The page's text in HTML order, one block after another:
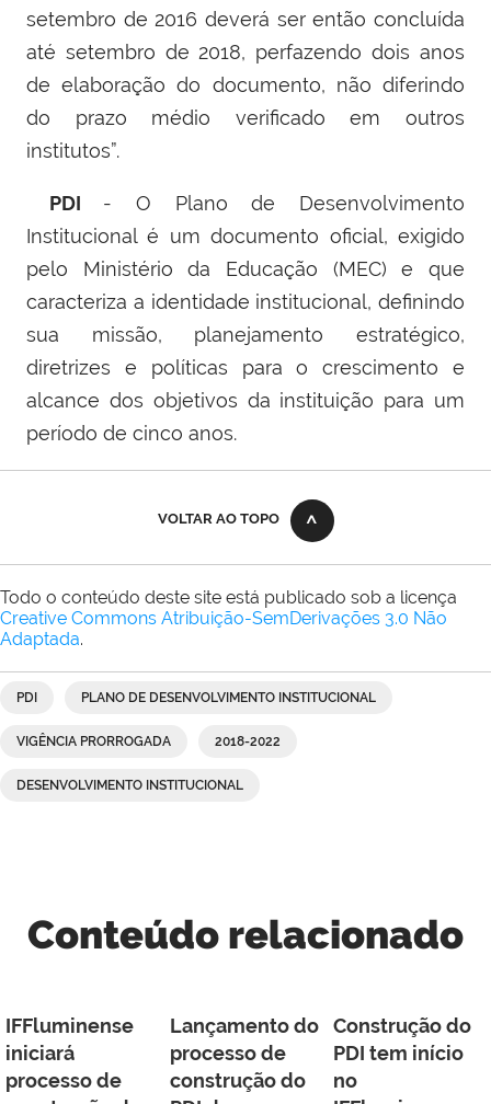
setembro de 2016 deverá ser então concluída
até setembro de 2018, perfazendo dois anos
de elaboração do documento, não diferindo
do prazo médio verificado em outros
institutos”.
PDI - O Plano de Desenvolvimento
Institucional é um documento oficial, exigido
pelo Ministério da Educação (MEC) e que
caracteriza a identidade institucional, definindo
sua missão, planejamento estratégico,
diretrizes e políticas para o crescimento e
alcance dos objetivos da instituição para um
período de cinco anos.
VOLTAR AO TOPO
Todo o conteúdo deste site está publicado sob a licença
Creative Commons Atribuição-SemDerivações 3.0 Não
Adaptada.
PDI PLANO DE DESENVOLVIMENTO INSTITUCIONAL
VIGÊNCIA PRORROGADA 2018-2022
DESENVOLVIMENTO INSTITUCIONAL
Conteúdo relacionado
IFFluminense
iniciará
processo de
Lançamento do
processo de
construção do
Construção do
PDI tem início
no